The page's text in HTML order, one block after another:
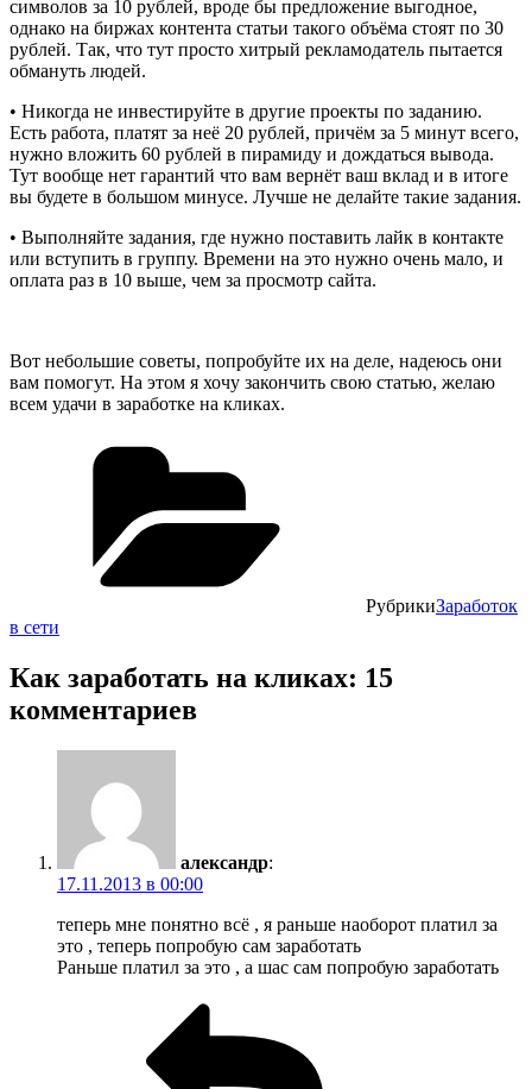
символов за 10 рублей, вроде бы предложение выгодное,
однако на биржах контента статьи такого объёма стоят по 30
рублей. Так, что тут просто хитрый рекламодатель пытается
обмануть людей.
• Никогда не инвестируйте в другие проекты по заданию.
Есть работа, платят за неё 20 рублей, причём за 5 минут всего,
нужно вложить 60 рублей в пирамиду и дождаться вывода.
Тут вообще нет гарантий что вам вернёт ваш вклад и в итоге
вы будете в большом минусе. Лучше не делайте такие задания.
• Выполняйте задания, где нужно поставить лайк в контакте
или вступить в группу. Времени на это нужно очень мало, и
оплата раз в 10 выше, чем за просмотр сайта.
Вот небольшие советы, попробуйте их на деле, надеюсь они
вам помогут. На этом я хочу закончить свою статью, желаю
всем удачи в заработке на кликах.
РубрикиЗаработок
в сети
Как заработать на кликах: 15
комментариев
александр:
17.11.2013 в 00:00
теперь мне понятно всё , я раньше наоборот платил за
это , теперь попробую сам заработать
Раньше платил за это , а шас сам попробую заработать